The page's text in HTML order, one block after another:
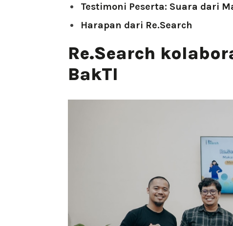
Testimoni Peserta: Suara dari
Harapan dari Re.Search
Re.Search
BakTI